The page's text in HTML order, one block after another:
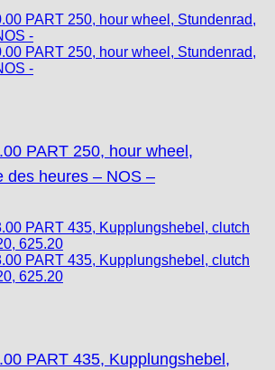
PART 250, hour wheel,
des heures – NOS –
PART 435, Kupplungshebel,